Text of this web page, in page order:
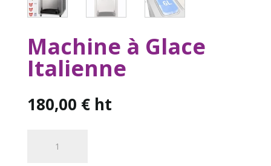
Machine à Glace
Italienne
180,00 € ht